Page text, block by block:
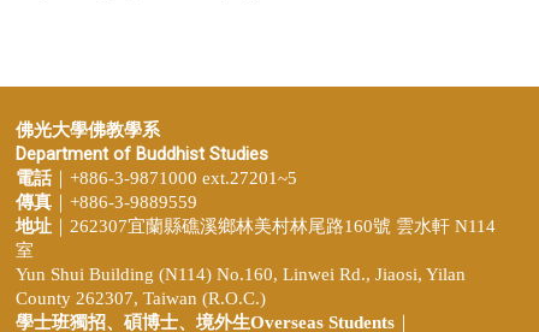
佛光大學佛教學系
Department of Buddhist Studies
電話｜+886-3-9871000 ext.27201~5
傳真 ｜+886-3-9889559
地址 ｜262307宜蘭縣礁溪鄉林美村林尾路160號 雲水軒 N114
室
Yun Shui Building (N114) No.160, Linwei Rd., Jiaosi, Yilan
County 262307, Taiwan (R.O.C.)
學士班獨招、 碩博士、境外生Overseas Students ｜